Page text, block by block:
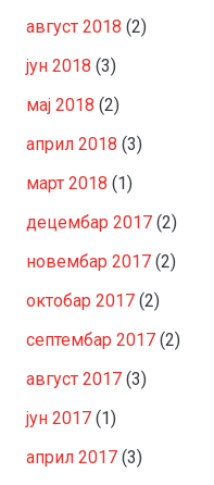
август 2018 (2)
јун 2018 (3)
мај 2018 (2)
април 2018 (3)
март 2018 (1)
децембар 2017 (2)
новембар 2017 (2)
октобар 2017 (2)
септембар 2017 (2)
август 2017 (3)
јун 2017 (1)
април 2017 (3)